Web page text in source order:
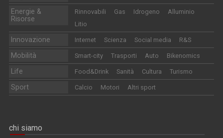
Energie &
Risorse
Rinnovabili Gas Idrogeno
Alluminio
Litio
Innovazione Internet Scienza Social media R&S
Mobilità Smart-city Trasporti Auto Bikenomics
Life Food&Drink Sanità Cultura Turismo
Sport Calcio Motori Altri sport
chi siamo